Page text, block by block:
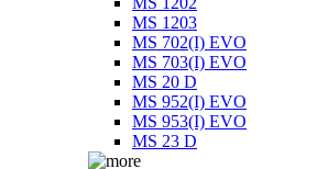
MS 1203
MS 702(I) EVO
MS 703(I) EVO
MS 20 D
MS 952(I) EVO
MS 953(I) EVO
MS 23 D